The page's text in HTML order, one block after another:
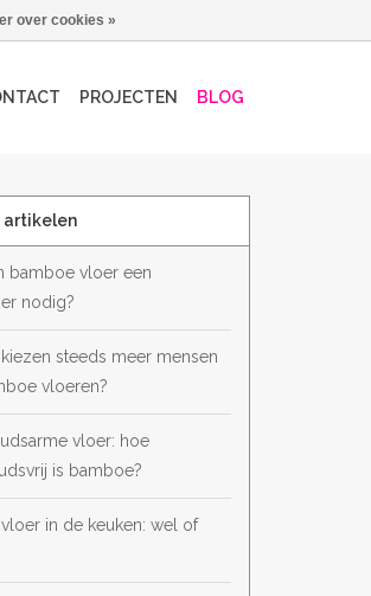
PROJECTEN BLOG
artikelen
bamboe vloer een
nodig?
steeds meer mensen
vloeren?
vloer: hoe
is bamboe?
in de keuken: wel of
over cookies »